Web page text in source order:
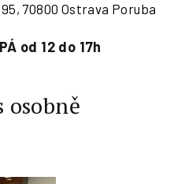
70800 Ostrava Poruba
od 12 do 17h
osobně